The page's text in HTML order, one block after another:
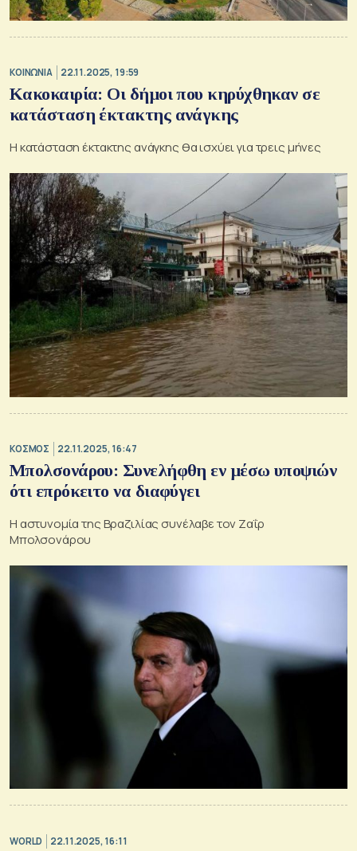
ΚΟΙΝΩΝΙΑ 22.11.2025, 19:59
Κακοκαιρία: Οι δήμοι που κηρύχθηκαν σε
κατάσταση έκτακτης ανάγκης
Η κατάσταση έκτακτης ανάγκης θα ισχύει για τρεις μήνες
ΚΟΣΜΟΣ 22.11.2025, 16:47
Μπολσονάρου: Συνελήφθη εν μέσω υποψιών
ότι επρόκειτο να διαφύγει
Η αστυνομία της Βραζιλίας συνέλαβε τον Ζαΐρ
Μπολσονάρου
WORLD 22.11.2025, 16:11